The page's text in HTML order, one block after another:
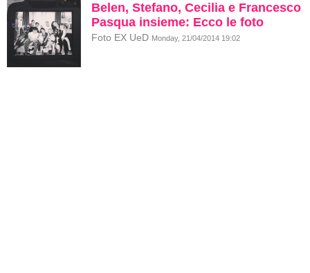
Belen, Stefano, Cecilia e Francesco
Pasqua insieme: Ecco le foto
Foto EX UeD Monday, 21/04/2014 19:02